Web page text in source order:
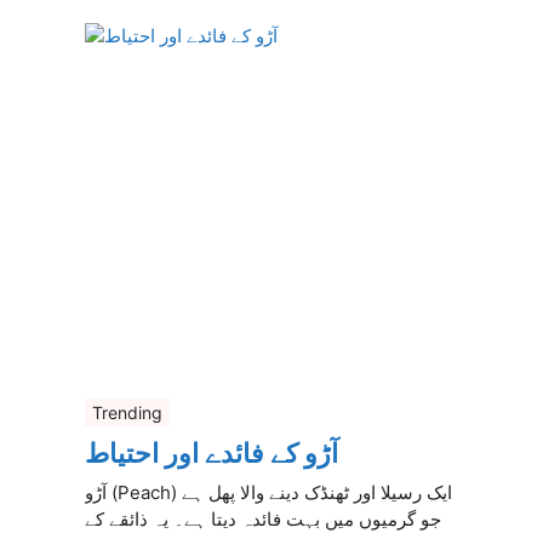
Trending
آڑو کے فائدے اور احتیاط
آڑو (Peach) ایک رسیلا اور ٹھنڈک دینے والا پھل ہے
جو گرمیوں میں بہت فائدہ دیتا ہے۔ یہ ذائقے کے